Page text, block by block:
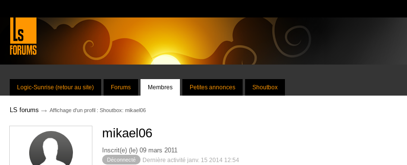
Logic-Sunrise (retour au site) Forums Membres Petites annonces Shoutbox
LS forums → Affichage d'un profil : Shoutbox: mikael06
mikael06
Inscrit(e) (le) 09 mars 2011
Déconnecté Dernière activité janv. 15 2014 12:54